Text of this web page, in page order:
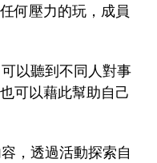
何壓力的玩，成員
以聽到不同人對事
可以藉此幫助自己
，透過活動探索自